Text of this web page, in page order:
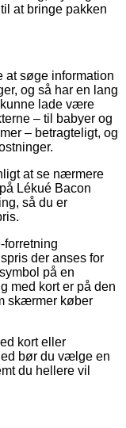
at bringe pakken
at søge information
og så har en lang
lade være
– til babyer og
– betragteligt, og
at se nærmere
Lékué Bacon
så du er
forretning
der anses for
på en
med kort er på den
skærmer køber
kort eller
bør du vælge en
du hellere vil